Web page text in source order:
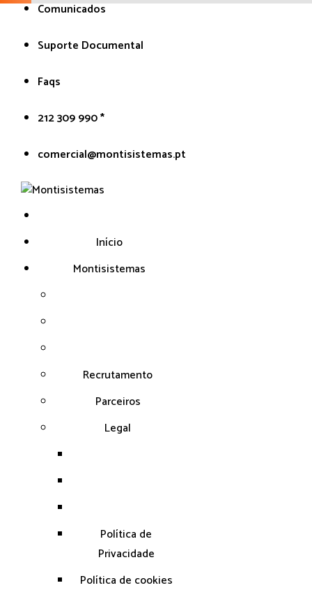
Pular
Comunicados
Suporte Documental
Faqs
212 309 990 *
comercial@montisistemas.pt
Início
Montisistemas
Recrutamento
Parceiros
Legal
Política de
Privacidade
Política de cookies